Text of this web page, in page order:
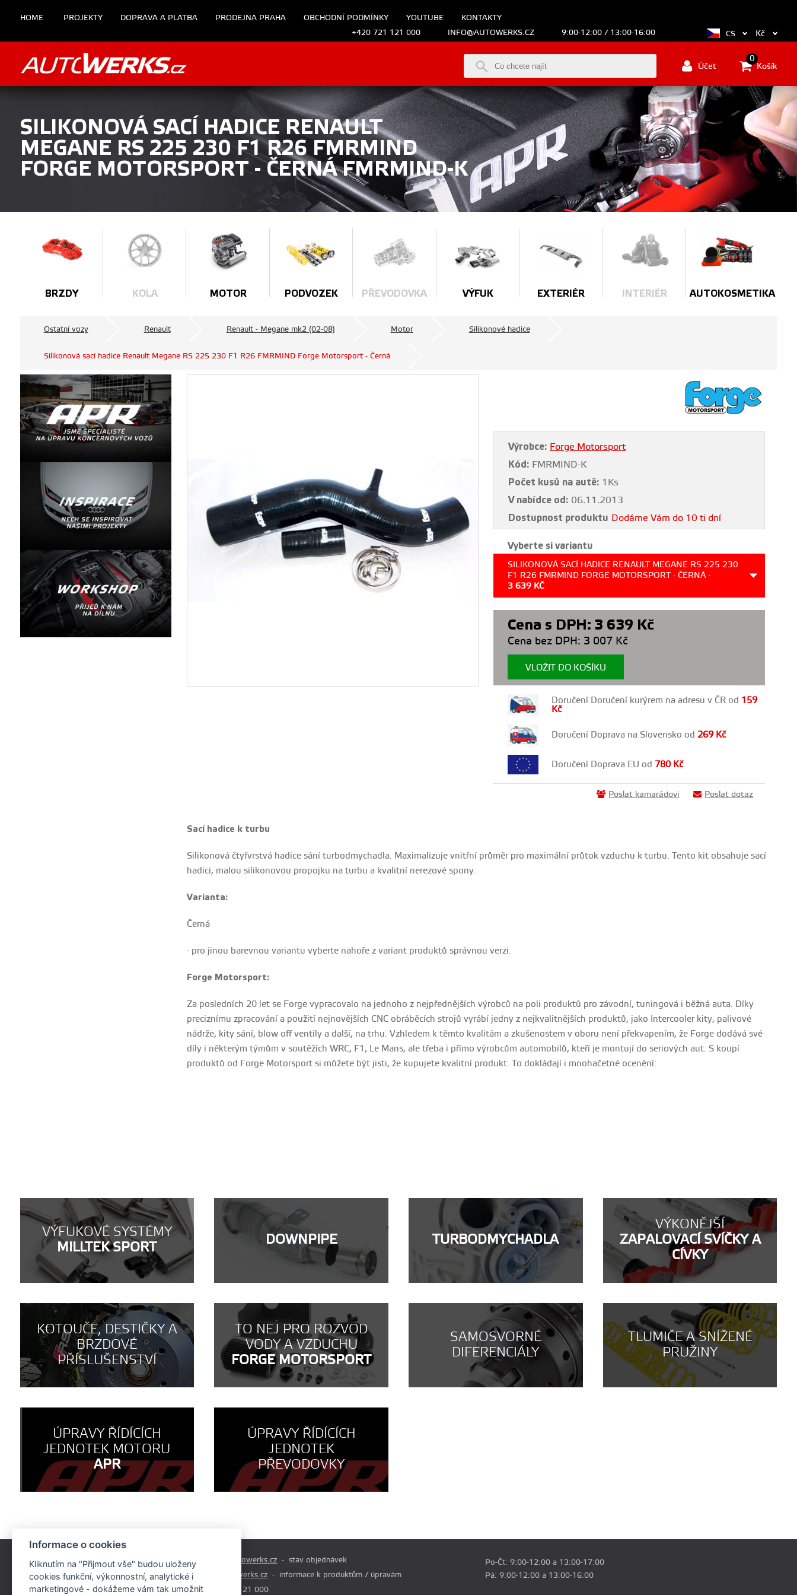
Informace o cookies
Kliknutím na "Přijmout vše" budou uloženy
cookies funkční, výkonnostní, analytické i
marketingové - dokážeme vám tak umožnit
HOME PROJEKTY DOPRAVA A PLATBA PRODEJNA PRAHA OBCHODNÍ PODMÍNKY YOUTUBE
KONTAKTY
+420 721 121 000
INFO@AUTOWERKS.CZ 9:00-12:00 / 13:00-16:00 CS Kč
Účet Košík
0
SILIKONOVÁ SACÍ HADICE RENAULT
MEGANE RS 225 230 F1 R26 FMRMIND
FORGE MOTORSPORT - ČERNÁ FMRMIND-K
BRZDY KOLA MOTOR PODVOZEK PŘEVODOVKA VÝFUK EXTERIÉR INTERIÉR AUTOKOSMETIKA
Ostatní vozy Renault Renault - Megane mk2 (02-08) Motor Silikonové hadice
Silikonová sací hadice Renault Megane RS 225 230 F1 R26 FMRMIND Forge Motorsport - Černá
Výrobce: Forge Motorsport
Kód: FMRMIND-K
Počet kusů na autě: 1Ks
V nabídce od: 06.11.2013
Dostupnost produktu Dodáme Vám do 10 ti dní
Vyberte si variantu
SILIKONOVÁ SACÍ HADICE RENAULT MEGANE RS 225 230
F1 R26 FMRMIND FORGE MOTORSPORT - ČERNÁ -
3 639 KČ
Cena s DPH: 3 639 Kč
Cena bez DPH: 3 007 Kč
VLOŽIT DO KOŠÍKU
Doručení Doručení kurýrem na adresu v ČR od 159
Kč
Doručení Doprava na Slovensko od269 Kč
Doručení Doprava EU od 780 Kč
Poslat kamarádovi Poslat dotaz
Sací hadice k turbu
Silikonová čtyřvrstvá hadice sání turbodmychadla. Maximalizuje vnitřní průměr pro maximální průtok vzduchu k turbu. Tento kit obsahuje sací
hadici, malou silikonovou propojku na turbu a kvalitní nerezové spony.
Varianta:
Černá
- pro jinou barevnou variantu vyberte nahoře z variant produktů správnou verzi.
Forge Motorsport:
Za posledních 20 let se Forge vypracovalo na jednoho z nejpřednějších výrobců na poli produktů pro závodní, tuningová i běžná auta. Díky
preciznímu zpracování a použití nejnovějších CNC obráběcích strojů vyrábí jedny z nejkvalitnějších produktů, jako Intercooler kity, palivové
nádrže, kity sání, blow off ventily a další, na trhu. Vzhledem k těmto kvalitám a zkušenostem v oboru není překvapením, že Forge dodává své
díly i některým týmům v soutěžích WRC, F1, Le Mans, ale třeba i přímo výrobcům automobilů, kteří je montují do seriových aut. S koupí
produktů od Forge Motorsport si můžete být jisti, že kupujete kvalitní produkt. To dokládají i mnohačetné ocenění:
VÝFUKOVÉ SYSTÉMY
MILLTEK SPORT
DOWNPIPE TURBODMYCHADLA
VÝKONĚJŠÍ
ZAPALOVACÍ SVÍČKY A
CÍVKY
KOTOUČE, DESTIČKY A
BRZDOVÉ
PŘÍSLUŠENSTVÍ
TO NEJ PRO ROZVOD
VODY A VZDUCHU
FORGE MOTORSPORT
SAMOSVORNÉ
DIFERENCIÁLY
TLUMIČE A SNÍŽENÉ
PRUŽINY
ÚPRAVY ŘÍDÍCÍCH
JEDNOTEK MOTORU
APR
ÚPRAVY ŘÍDÍCÍCH
JEDNOTEK
PŘEVODOVKY
Českobrodská 179
Praha - Běchovice
19011
prodej@autowerks.cz
stav objednávek
info@autowerks.cz
informace k produktům / úpravám
+420 721 121 000
Po-Čt: 9:00-12:00 a 13:00-17:00
Pá: 9:00-12:00 a 13:00-16:00